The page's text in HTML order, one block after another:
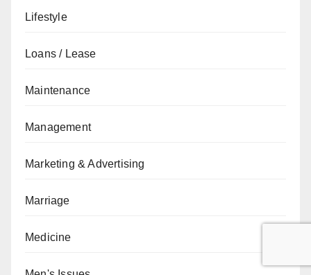
Lifestyle
Loans / Lease
Maintenance
Management
Marketing & Advertising
Marriage
Medicine